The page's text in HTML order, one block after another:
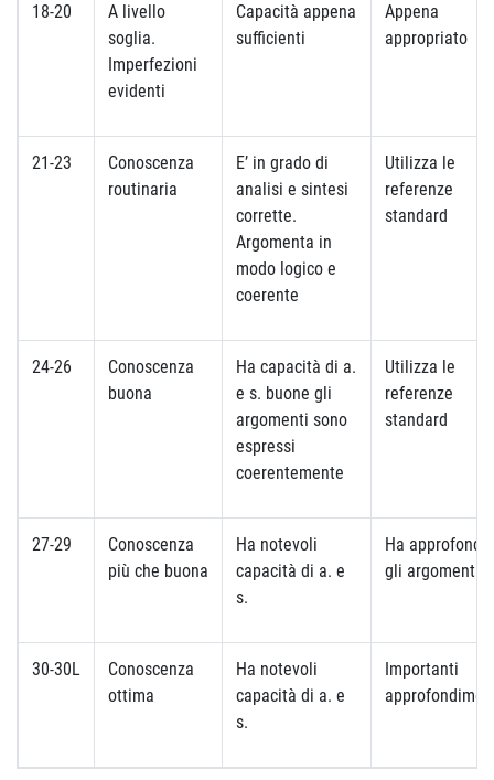
18-20
A livello
soglia.
Imperfezioni
evidenti
Capacità appena
sufficienti
Appena
appropriato
21-23
Conoscenza
routinaria
E’ in grado di
analisi e sintesi
corrette.
Argomenta in
modo logico e
coerente
Utilizza le
referenze
standard
24-26
Conoscenza
buona
Ha capacità di a.
e s. buone gli
argomenti sono
espressi
coerentemente
Utilizza le
referenze
standard
27-29
Conoscenza
più che buona
Ha notevoli
capacità di a. e
s.
Ha
gli argomenti
30-30L
Conoscenza
ottima
Ha notevoli
capacità di a. e
s.
Importanti